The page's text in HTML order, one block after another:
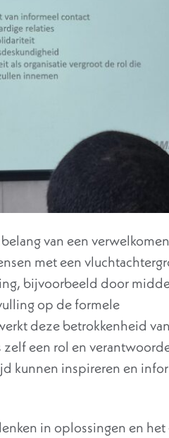
van een
met een
bijvoorbeeld door
op de formele
deze betrokkenheid
een rol en
kunnen inspireren en
in oplossingen en